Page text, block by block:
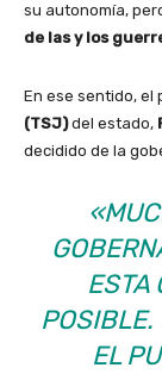
su autonomía,
de las y los
En ese sentido, el
(TSJ)del estado,
decidido de la
ESTA
POSIBLE.
EL